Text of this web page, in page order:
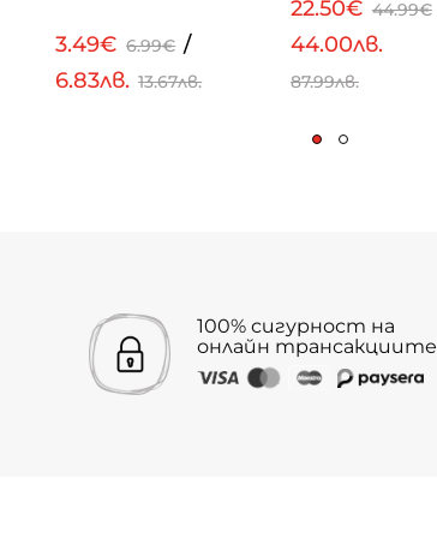
3.49€ 6.99€ /
6.83лв. 13.67лв.
22.50€ 44.99€
44.00лв.
87.99лв.
100% сигурност на
онлайн трансакциите